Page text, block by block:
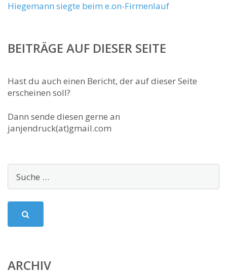
Hiegemann siegte beim e.on-Firmenlauf
BEITRÄGE AUF DIESER SEITE
Hast du auch einen Bericht, der auf dieser Seite
erscheinen soll?
Dann sende diesen gerne an
janjendruck(at)gmail.com
ARCHIV